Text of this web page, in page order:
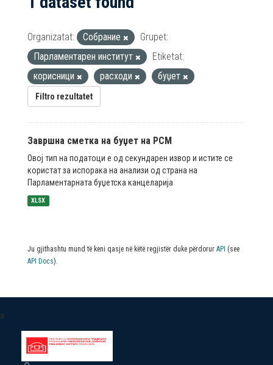
Organizatat: Собрание
Grupet:
Парламентарен институт
Etiketat:
корисници
расходи буџет
Filtro rezultatet
Завршна сметка на буџет на РСМ
Овој тип на податоци е од секундарен извор и истите се
користат за испорака на анализи од страна на
Парламентарната буџетска канцеларија
XLSX
Ju gjithashtu mund të keni qasje në këtë regjistër duke përdorur API (see
API Docs).
a